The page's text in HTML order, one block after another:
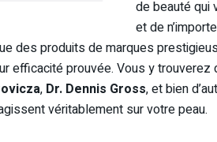
de beauté qui
et de
des produits de marques
efficacité prouvée. Vous y
, Dr. Dennis Gross, et bien
véritablement sur votre peau.